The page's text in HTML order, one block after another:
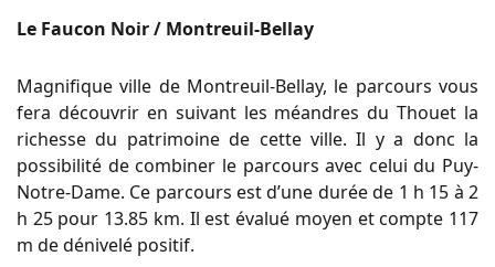
Le Faucon Noir / Montreuil-Bellay
Magnifique ville de Montreuil-Bellay, le parcours vous
fera découvrir en suivant les méandres duThouet la
richesse du patrimoine de cette ville. Il y a donc la
possibilité de combiner le parcours avec celui du Puy-
Notre-Dame. Ce parcours est d’une durée de 1 h 15 à 2
h 25 pour 13.85 km. Il est évalué moyen et compte 117
m de dénivelé positif.